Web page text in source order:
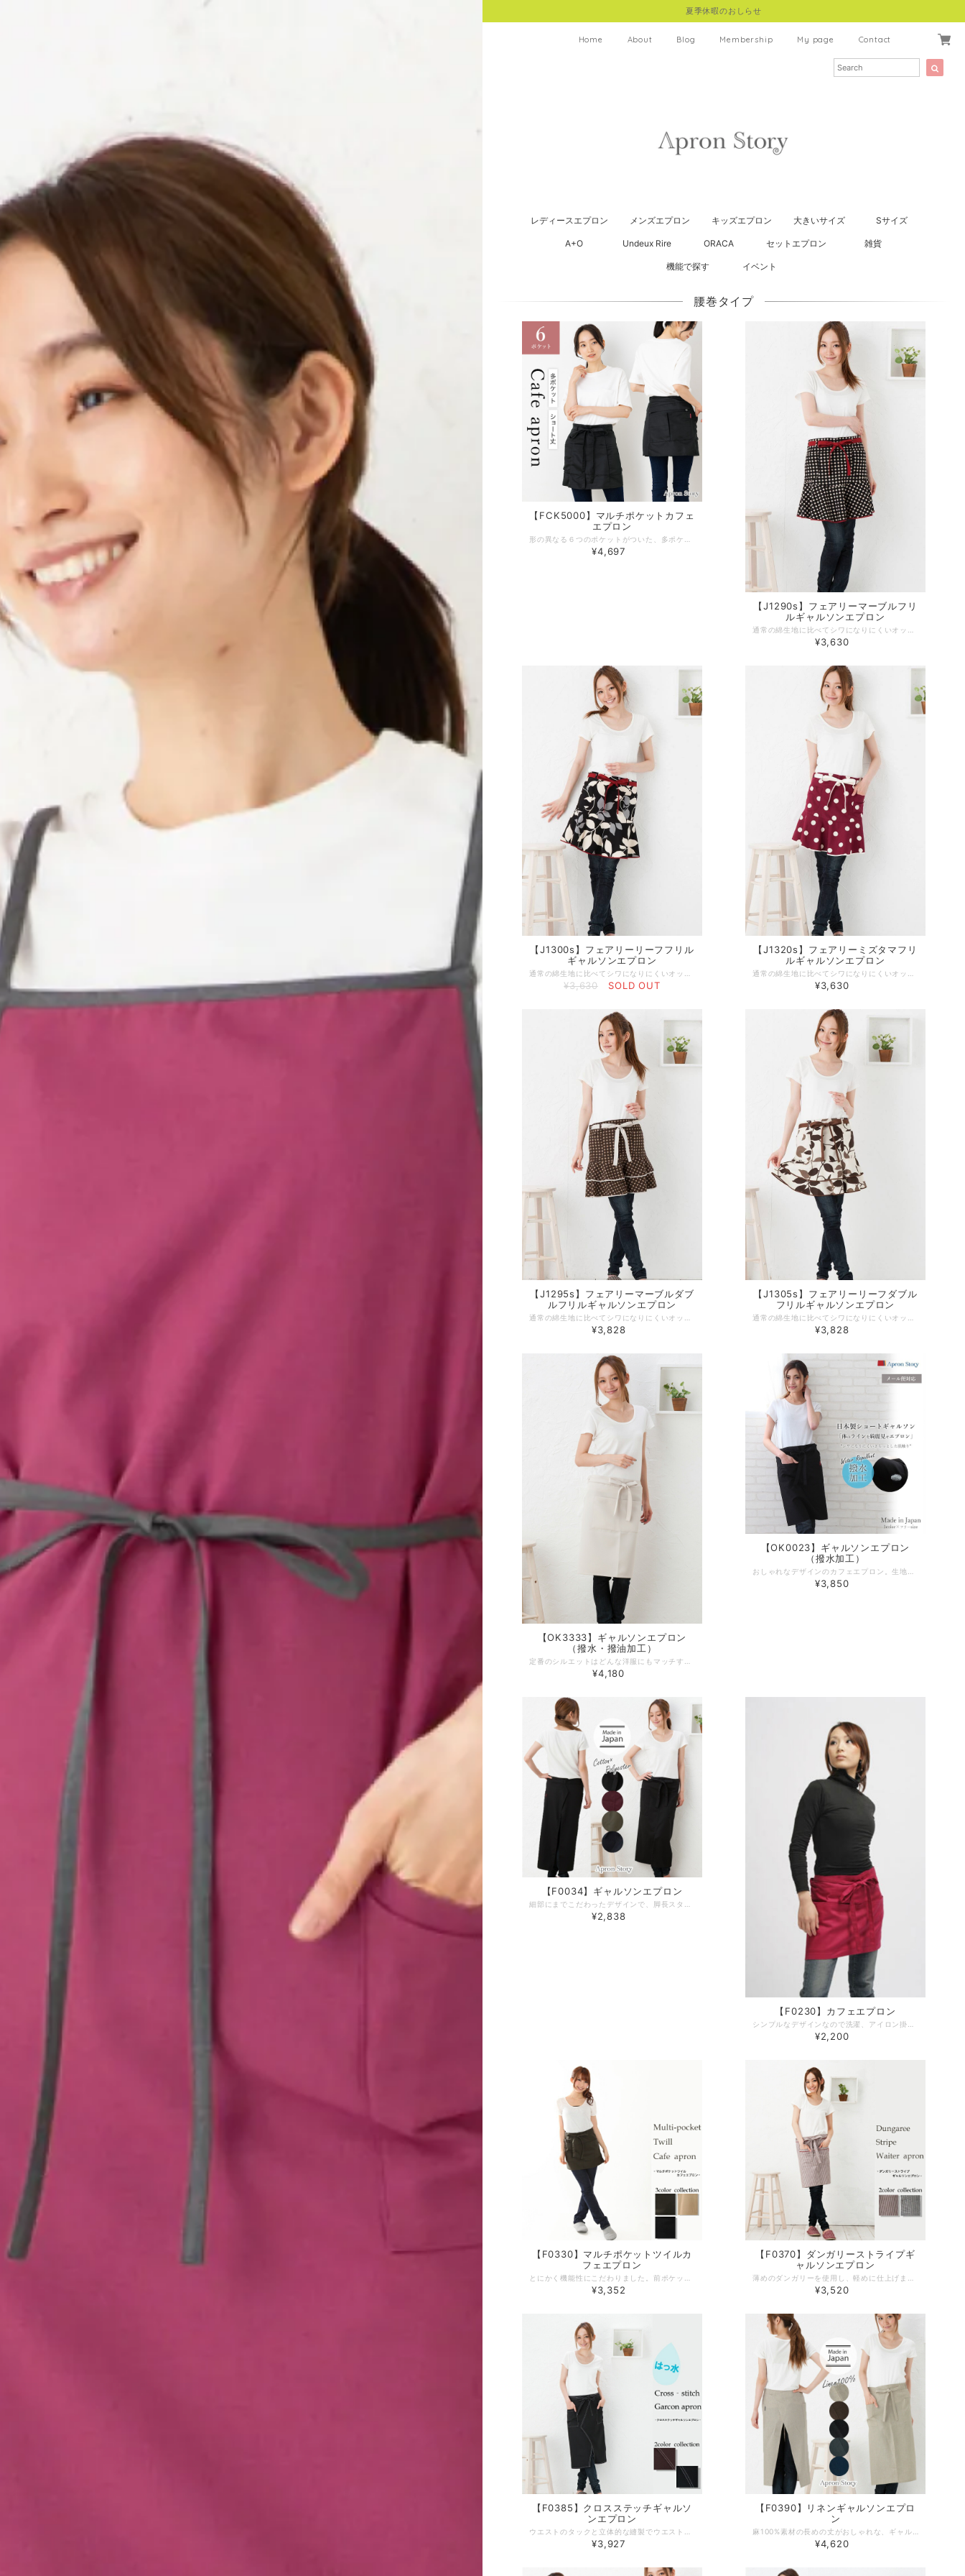
夏季休暇のおしらせ
Home About Blog Membership My page Contact
レディースエプロン メンズエプロン キッズエプロン 大きいサイズ Sサイズ
A+O Undeux Rire ORACA セットエプロン 雑貨
機能で探す イベント
腰巻タイプ
【FCK5000】マルチポケットカフェ
エプロン
¥4,697
【J1290s】フェアリーマーブルフリ
ルギャルソンエプロン
¥3,630
【J1300s】フェアリーリーフフリル
ギャルソンエプロン
¥3,630 SOLD OUT
【J1320s】フェアリーミズタマフリ
ルギャルソンエプロン
¥3,630
【J1295s】フェアリーマーブルダブ
ルフリルギャルソンエプロン
¥3,828
【J1305s】フェアリーリーフダブル
フリルギャルソンエプロン
¥3,828
【OK3333】ギャルソンエプロン
（撥水・撥油加工）
¥4,180
【OK0023】ギャルソンエプロン
（撥水加工）
¥3,850
【F0034】ギャルソンエプロン
¥2,838
【F0230】カフェエプロン
シンプルなデザインなので洗濯、アイロン掛けが簡単です。腰紐を長くとっているので男女兼用で着ていただけます。 デザインやサイズ感にこだわった、丁寧な作りの日本製エプロン。 工場直営のエプロン専門店 エプロンストーリー ならではの高品質エプロンは、ギフトやプレゼントにも最適です。 -------------------------------------------------- 【生地の厚さ】 ​普通 【生産国】日本製 【素材】綿 100％ 【サイズ】フリー -------------------------------------------------- 【必ずお読みください/商品の取り扱いについて】 ●写真の関係で実際の商品と色合いが異なることがございます。 ●サイズは目安です。測り方、生地、縫製の関係で実際のものと違う場合があります。
¥2,200
【F0330】マルチポケットツイルカ
フェエプロン
とにかく機能性にこだわりました。前ポケット、後ろポケット、携帯入れ、なすカン、ペンサシを装備。後ろのポケットはボタンで着脱が可能です。従来のサロンエプロンに比べ、タックとカーブの見直しにより、腰に抜群のフィット感があります。 デザインやサイズ感にこだわった、丁寧な作りの日本製エプロン。 工場直営のエプロン専門店 エプロンストーリー ならではの高品質エプロンは、ギフトやプレゼントにも最適です。 -------------------------------------------------- 【生地の厚さ】 ​厚め 【生産国】日本製 【素材】綿35％ポリエステル65％ 【サイズ】フリー -------------------------------------------------- 【必ずお読みください/商品の取り扱いについて】 ・写真の関係で実際の商品と色合いが異なることがございます。 ・実際の色合いは写真より暗めになります。 ・蛍光剤の洗剤のご使用はおやめください。 ・生地の性質上、織キズやスラブがある場合がございます。
¥3,352
【F0370】ダンガリーストライプギ
ャルソンエプロン
薄めのダンガリーを使用し、軽めに仕上げました。ポケットが中央２分割式、その横に小物入れとタオル掛けがあり、後ろにも小物入れポケットがある機能性満点のエプロンです。 デザインやサイズ感にこだわった、丁寧な作りの日本製エプロン。 工場直営のエプロン専門店 エプロンストーリー ならではの高品質エプロンは、ギフトやプレゼントにも最適です。 -------------------------------------------------- 【生地の厚さ】 ​薄め 【生産国】日本製 【素材】綿100％ 【サイズ】フリー 【モデル】身長167ｃｍ -------------------------------------------------- 【必ずお読みください/商品の取り扱いについて】 ・写真の関係で実際の商品と色合いが異なることがございます。 ・実際の色合いは写真より暗めになります。 ・蛍光剤の洗剤のご使用はおやめください。 ・生地の性質上、織キズやスラブがある場合がございます。
¥3,520
【F0385】クロスステッチギャルソ
ンエプロン
ウエストのタックと立体的な縫製でウエストラインに沿うように仕上げました。腰にフィットする着心地と、すっきりシルエットが好評です。素材は撥水加工を施したポリエステル１００％のしっかり生地ですので、汚れにも強くキッチン以外にもガーデニング等ハードな場面でも活躍します。 デザインやサイズ感にこだわった、丁寧な作りの日本製エプロン。 工場直営のエプロン専門店 エプロンストーリー ならではの高品質エプロンは、ギフトやプレゼントにも最適です。 -------------------------------------------------- 【生地の厚さ】 ​普通 【生産国】日本製 【素材】ポリエステル 100％ 【サイズ】フリー 【モデル】身長167ｃｍ -------------------------------------------------- 【必ずお読みください/商品の取り扱いについて】 ・写真の関係で実際の商品と色合いが異なることがございます。 ・実際の色合いは写真より暗めになります。 ・蛍光剤の洗剤のご使用はおやめください。 ・生地の性質上、織キズやスラブがある場合がございます。 ・素材の特性上、ポケット等の取り付けにユガミ等が出る場合があります。
¥3,927
【F0390】リネンギャルソンエプロ
ン
麻100%素材の長めの丈がおしゃれな、ギャルソンエプロン。長めの丈でも深めスリットで足さばきのいいデザインです。 デザインやサイズ感にこだわった、丁寧な作りの日本製エプロン。 工場直営のエプロン専門店 エプロンストーリー ならではの高品質エプロンは、ギフトやプレゼントにも最適です。 -------------------------------------------------- 【生地の厚さ】 薄め 【生産国】日本製 【素材】麻 100％ 【サイズ】フリー 【モデル】身長167ｃｍ -------------------------------------------------- 【必ずお読みください/商品の取り扱いについて】 ※写真の関係で実際の商品と色合いが異なることがございます。 ※素材の特性上、ネップや織キズが多く見られます。 ※蛍光剤の洗剤のご使用はおやめください。 ※生地の性質上、織キズやスラブがある場合がございます。 ※素材の特性上、ポケット等の取り付けに歪み等が出る場合があります。 ※洗濯時は縮みが発生する場合がございます。 ※染料および素材の性質上、色落ち、移染が出る場合があります。
¥4,620